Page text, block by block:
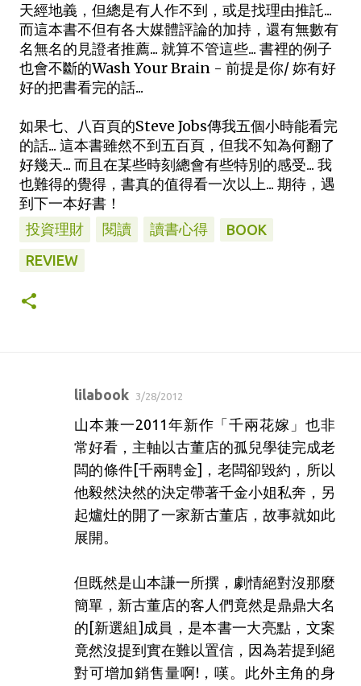
天經地義，但總是有人作不到，或是找理由推託...
而這本書不但有各大媒體評論的加持，還有無數有
名無名的見證者推薦... 就算不管這些... 書裡的例子
也會不斷的Wash Your Brain - 前提是你/ 妳有好
好的把書看完的話...
如果七、八百頁的Steve Jobs傳我五個小時能看完
的話... 這本書雖然不到五百頁，但我不知為何翻了
好幾天... 而且在某些時刻總會有些特別的感受... 我
也難得的覺得，書真的值得看一次以上... 期待，遇
到下一本好書！
投資理財 閱讀 讀書心得
BOOK
REVIEW
lilabook 3/28/2012
山本兼一2011年新作「千兩花嫁」也非
常好看，主軸以古董店的孤兒學徒完成老
闆的條件[千兩聘金]，老闆卻毀約，所以
他毅然決然的決定帶著千金小姐私奔，另
起爐灶的開了一家新古董店，故事就如此
展開。
但既然是山本謙一所撰，劇情絕對沒那麼
簡單，新古董店的客人們竟然是鼎鼎大名
的[新選組]成員，是本書一大亮點，文案
竟然沒提到實在難以置信，因為若提到絕
對可增加銷售量啊!，嘆。此外主角的身